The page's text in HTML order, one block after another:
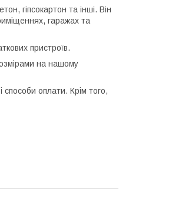
гіпсокартон та інші. Він
гаражах та
пристроїв.
на нашому
способи оплати. Крім того,